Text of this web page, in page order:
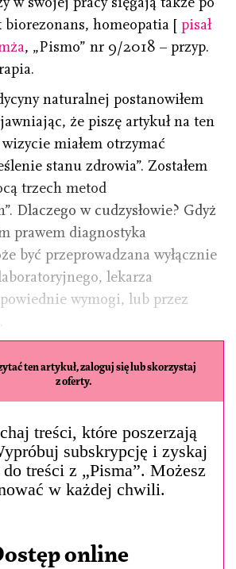
homeopatia [ pisał
, „Pismo” nr 9/2018 – przyp.
naturalnej postanowiłem
że piszę artykuł na ten
miałem otrzymać
stanu zdrowia”. Zostałem
trzech metod
Dlaczego w cudzysłowie? Gdyż
prawem diagnostyka
być przeprowadzana wyłącznie
lekarza
wymogi, lub przez
ten artykuł, zaloguj się lub skorzystaj
z oferty.
treści, które poszerzają
subskrypcję i zyskaj
do treści z „Pisma”. Możesz
w każdej chwili.
online